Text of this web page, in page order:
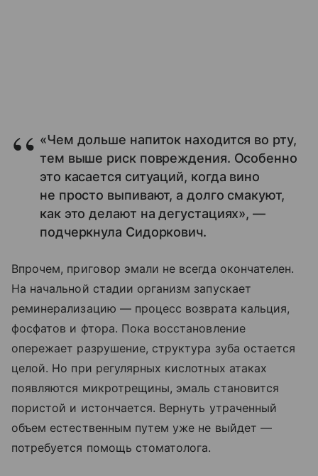
«Чем дольше напиток находится во рту,
тем выше риск повреждения. Особенно
это касается ситуаций, когда вино
не просто выпивают, а долго смакуют,
как это делают на дегустациях», —
подчеркнула Сидоркович.
Впрочем, приговор эмали не всегда окончателен.
На начальной стадии организм запускает
реминерализацию — процесс возврата кальция,
фосфатов и фтора. Пока восстановление
опережает разрушение, структура зуба остается
целой. Но при регулярных кислотных атаках
появляются микротрещины, эмаль становится
пористой и истончается. Вернуть утраченный
объем естественным путем уже не выйдет —
потребуется помощь стоматолога.